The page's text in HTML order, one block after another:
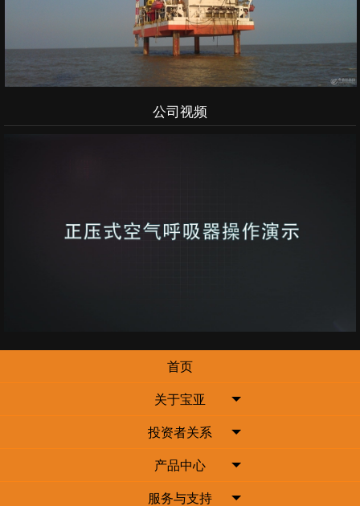
公司视频
首页
关于宝亚
投资者关系
产品中心
服务与支持